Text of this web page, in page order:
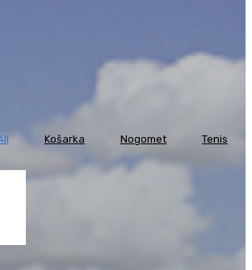
Košarka Nogomet Tenis